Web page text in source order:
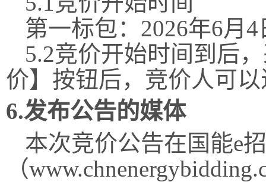
第一标包： 2026年6月4
5.2竞价开始时间到后
价】按钮后，竞价人可
6.发布公告的媒体
本次竞价公告在国能e招
（